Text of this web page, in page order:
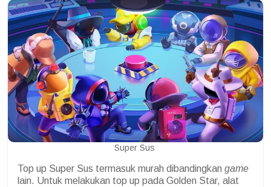
Super Sus
Top up Super Sus termasuk murah dibandingkan game
lain. Untuk melakukan top up pada Golden Star, alat